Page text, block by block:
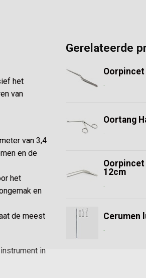
het
van
van 3,4
en de
het
en
de meest
in
Gerelateerde
.
Oortang
.
12cm
.
Cerumen
.